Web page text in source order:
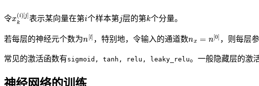
令 k(i)
] 表示某向量在第i个样本第 j层的第k 个分量。
若每层的神经元个数为 [l ，特别地，令输入的通道数 0] ，则每层
常见的激活函数有sigmoid, tanh, relu, leaky_relu。一般隐藏层的激